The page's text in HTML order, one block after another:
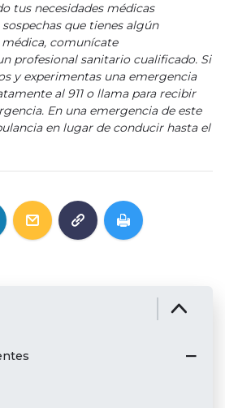
tus necesidades médicas
que tienes algún
comunícate
profesional sanitario cualificado. Si
y experimentas una emergencia
al 911 o llama para recibir
En una emergencia de este
en lugar de conducir hasta el